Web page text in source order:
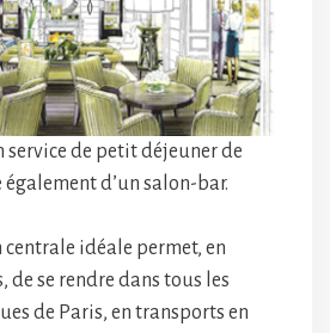
service de petit déjeuner de
d’un salon-bar.
idéale permet, en
se rendre dans tous les
de Paris, en transports en